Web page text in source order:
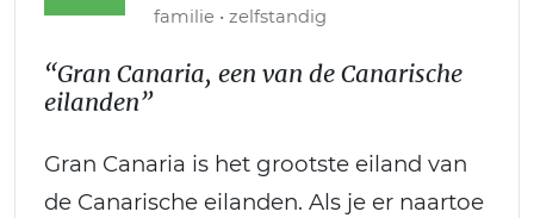
familie • zelfstandig
“Gran Canaria, een van de Canarische
eilanden”
Gran Canaria is het grootste eiland van
de Canarische eilanden. Als je er naartoe